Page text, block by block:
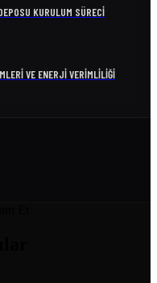
KURULUM SÜRECI
VE ENERJI VERIMLILIĞI